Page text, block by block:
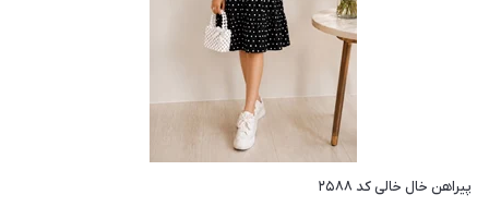
پیراهن خال خالی کد ۲۵۸۸